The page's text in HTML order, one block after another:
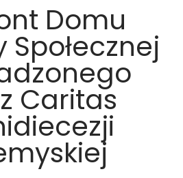
Domu
Społecznej
Caritas